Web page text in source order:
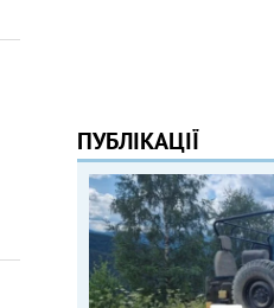
ПУБЛІКАЦІЇ